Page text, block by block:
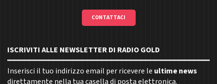
CONTATTACI
ISCRIVITI ALLE NEWSLETTER DI RADIO GOLD
Inserisci il tuo indirizzo email per ricevere le ultime news
direttamente nella tua casella di posta elettronica.